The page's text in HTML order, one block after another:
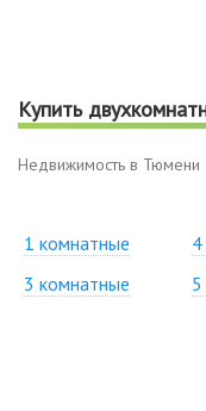
Купить
Недвижимость в Тюмени
1 комнатные
3 комнатные